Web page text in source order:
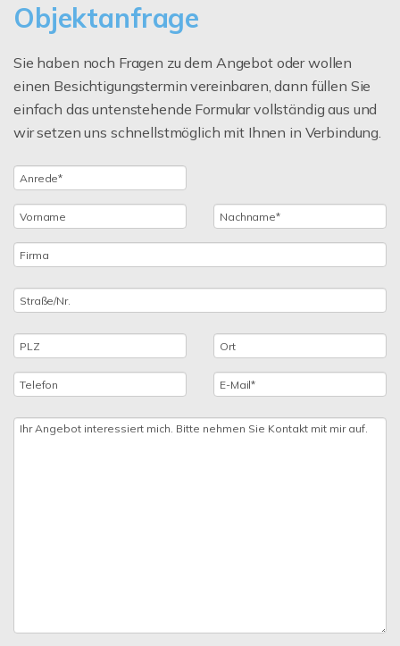
Objektanfrage
Sie haben noch Fragen zu dem Angebot oder wollen
einen Besichtigungstermin vereinbaren, dann füllen Sie
einfach das untenstehende Formular vollständig aus und
wir setzen uns schnellstmöglich mit Ihnen in Verbindung.